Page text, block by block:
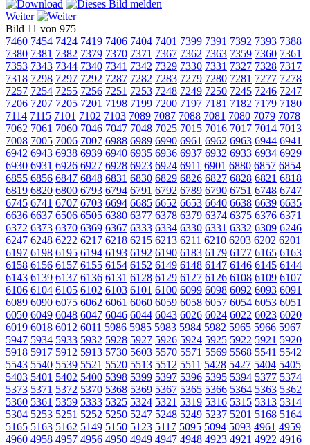
Weiter
Bild 11 von 975
7460 7454 7424 7419 7406 7404 7401 7399 7391 7392 7393 7388
7380 7381 7382 7379 7370 7371 7367 7362 7363 7359 7360 7361
7353 7343 7344 7340 7341 7342 7329 7330 7331 7327 7328 7317
7318 7298 7297 7292 7287 7282 7283 7279 7280 7281 7277 7278
7257 7254 7255 7256 7251 7253 7248 7249 7250 7245 7246 7247
7206 7207 7205 7201 7198 7199 7200 7197 7181 7182 7179 7180
7114 7115 7101 7102 7103 7089 7087 7088 7081 7080 7079 7078
7062 7061 7060 7046 7047 7048 7025 7015 7016 7017 7014 7013
7008 7005 7006 7007 6988 6989 6990 6961 6962 6963 6944 6941
6942 6943 6938 6939 6940 6935 6936 6937 6932 6933 6934 6929
6930 6931 6926 6927 6928 6923 6924 6911 6901 6880 6857 6854
6855 6856 6847 6848 6831 6830 6829 6826 6827 6828 6821 6818
6819 6820 6800 6793 6794 6791 6792 6789 6790 6751 6748 6747
6745 6741 6707 6703 6694 6685 6652 6653 6640 6638 6639 6635
6636 6637 6506 6505 6380 6377 6378 6379 6374 6375 6376 6371
6372 6373 6370 6369 6367 6333 6334 6330 6331 6332 6309 6246
6247 6248 6222 6217 6218 6215 6213 6211 6210 6203 6202 6201
6197 6198 6195 6194 6193 6192 6190 6183 6179 6177 6165 6163
6158 6156 6157 6155 6154 6152 6149 6148 6147 6146 6145 6144
6143 6139 6137 6136 6131 6128 6129 6127 6126 6108 6109 6107
6106 6104 6105 6102 6103 6101 6100 6099 6098 6092 6093 6091
6089 6090 6075 6062 6061 6060 6059 6058 6057 6054 6053 6051
6050 6049 6048 6047 6046 6044 6043 6026 6024 6022 6023 6020
6019 6018 6012 6011 5986 5985 5983 5984 5982 5965 5966 5967
5947 5934 5933 5932 5928 5927 5926 5924 5925 5922 5921 5920
5918 5917 5912 5913 5730 5603 5570 5571 5569 5568 5541 5542
5543 5540 5539 5521 5520 5513 5512 5511 5428 5427 5404 5405
5403 5401 5402 5400 5398 5399 5397 5396 5395 5394 5377 5374
5373 5371 5372 5370 5368 5369 5367 5365 5366 5364 5363 5362
5360 5361 5359 5333 5325 5324 5321 5319 5316 5315 5313 5314
5304 5253 5251 5252 5250 5247 5248 5249 5237 5201 5168 5164
5165 5163 5162 5149 5150 5123 5117 5095 5094 5093 4961 4959
4960 4958 4957 4956 4950 4949 4947 4948 4923 4921 4922 4916